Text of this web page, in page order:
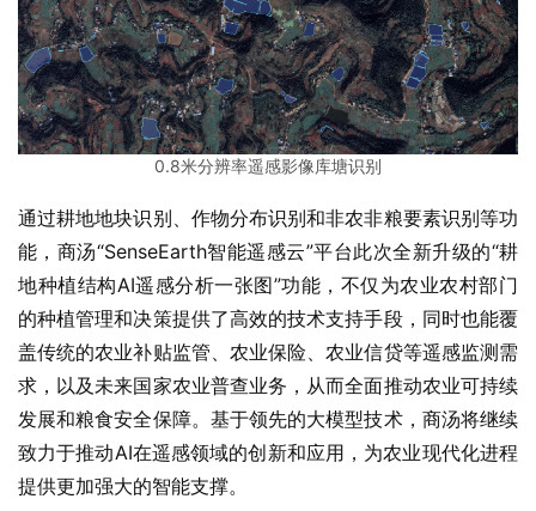
0.8米分辨率遥感影像库塘识别
通过耕地地块识别、作物分布识别和非农非粮要素识别等功
能，商汤“SenseEarth智能遥感云”平台此次全新升级的“耕
地种植结构AI遥感分析一张图”功能，不仅为农业农村部门
的种植管理和决策提供了高效的技术支持手段，同时也能覆
盖传统的农业补贴监管、农业保险、农业信贷等遥感监测需
求，以及未来国家农业普查业务，从而全面推动农业可持续
发展和粮食安全保障。基于领先的大模型技术，商汤将继续
致力于推动AI在遥感领域的创新和应用，为农业现代化进程
提供更加强大的智能支撑。